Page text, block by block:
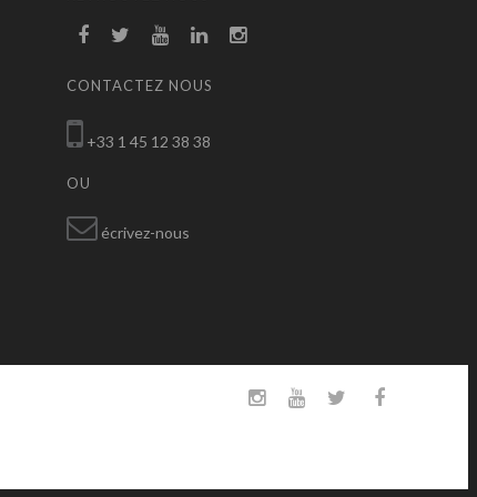
CONTACTEZ NOUS
+33 1 45 12 38 38
OU
écrivez-nous